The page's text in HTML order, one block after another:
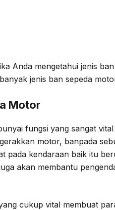
Anda mengetahui jenis
jenis ban sepeda
Motor
fungsi yang sangat
motor, banpada
pada kendaraan baik itu
akan membantu
cukup vital membuat